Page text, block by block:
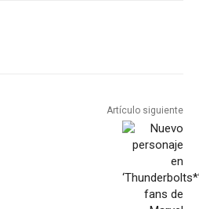
Artículo siguiente